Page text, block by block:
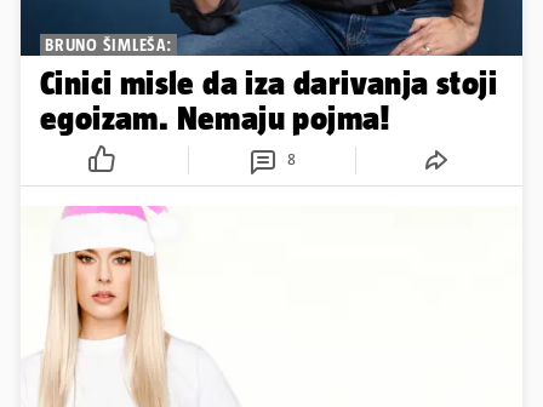
BRUNO ŠIMLEŠA:
Cinici misle da iza darivanja stoji
egoizam. Nemaju pojma!
8